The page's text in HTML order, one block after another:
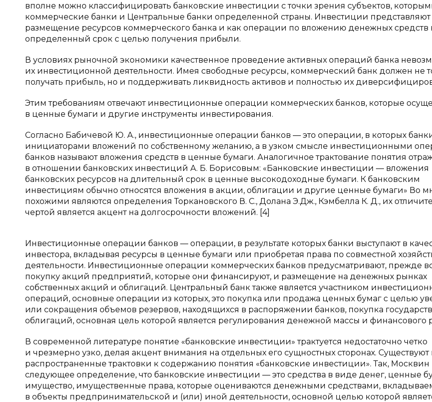
вполне можно классифицировать банковские инвестиции с точки зрения субъектов,
коммерческие банки и Центральные банки определенной страны. Инвестиции представляют
размещение ресурсов коммерческого банка и как операции по вложению денежных средств
определенный срок с целью получения прибыли.
В условиях рыночной экономики качественное проведение активных операций банка
их инвестиционной деятельности. Имея свободные ресурсы, коммерческий банк должен не
получать прибыль, но и поддерживать ликвидность активов и полностью их
Этим требованиям отвечают инвестиционные операции коммерческих банков, которые
в ценные бумаги и другие инструменты инвестирования.
Согласно Бабичевой Ю. А., инвестиционные операции банков — это операции, в которых
инициаторами вложений по собственному желанию, а в узком смысле инвестиционными
банков называют вложения средств в ценные бумаги. Аналогичное трактование понятия
в отношении банковских инвестиций А. Б. Борисовым: «Банковские инвестиции — вложения
банковских ресурсов на длительный срок в ценные высокодоходные бумаги. К банковским
инвестициям обычно относятся вложения в акции, облигации и другие ценные бумаги» Во
похожими являются определения Торкановского В. С., Долана Э.Дж., Кэмбелла К. Д., их
чертой является акцент на долгосрочности вложений. [4]
Инвестиционные операции банков — операции, в результате которых банки выступают в
инвестора, вкладывая ресурсы в ценные бумаги или приобретая права по совместной
деятельности. Инвестиционные операции коммерческих банков предусматривают, прежде
покупку акций предприятий, которые они финансируют, и размещение на денежных рынках
собственных акций и облигаций. Центральный банк также является участником
операций, основные операции из которых, это покупка или продажа ценных бумаг с целью
или сокращения объемов резервов, находящихся в распоряжении банков, покупка
облигаций, основная цель которой является регулирования денежной массы и финансового
В современной литературе понятие «банковские инвестиции» трактуется недостаточно четко
и чрезмерно узко, делая акцент внимания на отдельных его сущностных сторонах. Существуют
распространенные трактовки к содержанию понятия «банковские инвестиции». Так, Москвин
следующее определение, что банковские инвестиции — это средства в виде денег, ценные
имущество, имущественные права, которые оцениваются денежными средствами,
в объекты предпринимательской и (или) иной деятельности, основной целью которой